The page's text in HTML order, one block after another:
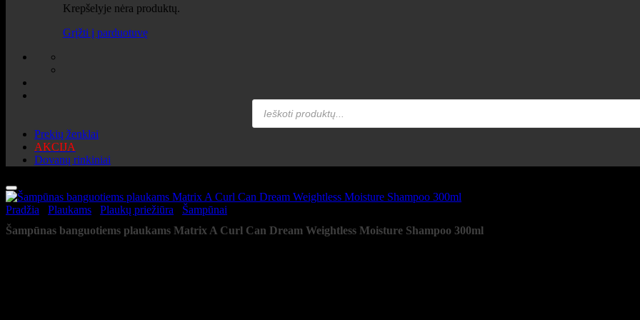
Krepšelyje nėra produktų.
Grįžti į parduotuvę
Products
search
Prekių ženklai
AKCIJA
Dovanų rinkiniai
Pradžia Plaukams Plaukų priežiūra
Šampūnai
Šampūnas banguotiems plaukams Matrix A Curl Can Dream Weightless Moisture Shampoo 300ml